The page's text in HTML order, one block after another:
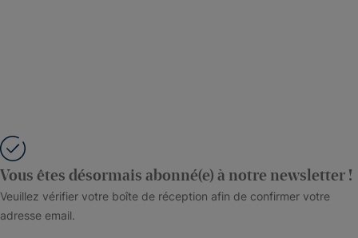
Vous êtes désormais abonné(e) à notre newsletter !
Veuillez vérifier votre boîte de réception afin de confirmer votre
adresse email.